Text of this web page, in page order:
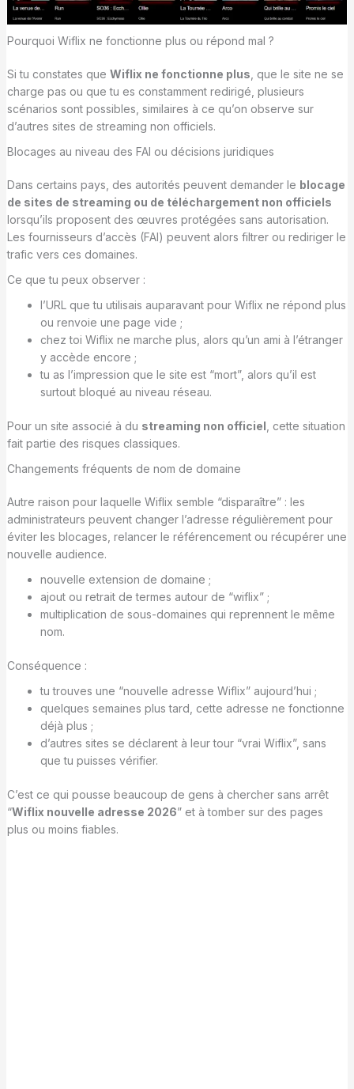
Pourquoi Wiflix ne fonctionne plus ou répond mal ?
Si tu constates que Wiflix ne fonctionne plus , que le site ne se
charge pas ou que tu es constamment redirigé, plusieurs
scénarios sont possibles, similaires à ce qu’on observe sur
d’autres sites de streaming non officiels.
Blocages au niveau des FAI ou décisions juridiques
Dans certains pays, des autorités peuvent demander le blocage
de sites de streaming ou de téléchargement non officiels
lorsqu’ils proposent des œuvres protégées sans autorisation.
Les fournisseurs d’accès (FAI) peuvent alors filtrer ou rediriger le
trafic vers ces domaines.
Ce que tu peux observer :
l’URL que tu utilisais auparavant pour Wiflix ne répond plus
ou renvoie une page vide ;
chez toi Wiflix ne marche plus, alors qu’un ami à l’étranger
y accède encore ;
tu as l’impression que le site est “mort”, alors qu’il est
surtout bloqué au niveau réseau.
Pour un site associé à du streaming non officiel , cette situation
fait partie des risques classiques.
Changements fréquents de nom de domaine
Autre raison pour laquelle Wiflix semble “disparaître” : les
administrateurs peuvent changer l’adresse régulièrement pour
éviter les blocages, relancer le référencement ou récupérer une
nouvelle audience.
nouvelle extension de domaine ;
ajout ou retrait de termes autour de “wiflix” ;
multiplication de sous-domaines qui reprennent le même
nom.
Conséquence :
tu trouves une “nouvelle adresse Wiflix” aujourd’hui ;
quelques semaines plus tard, cette adresse ne fonctionne
déjà plus ;
d’autres sites se déclarent à leur tour “vrai Wiflix”, sans
que tu puisses vérifier.
C’est ce qui pousse beaucoup de gens à chercher sans arrêt
“Wiflix nouvelle adresse 2026” et à tomber sur des pages
plus ou moins fiables.